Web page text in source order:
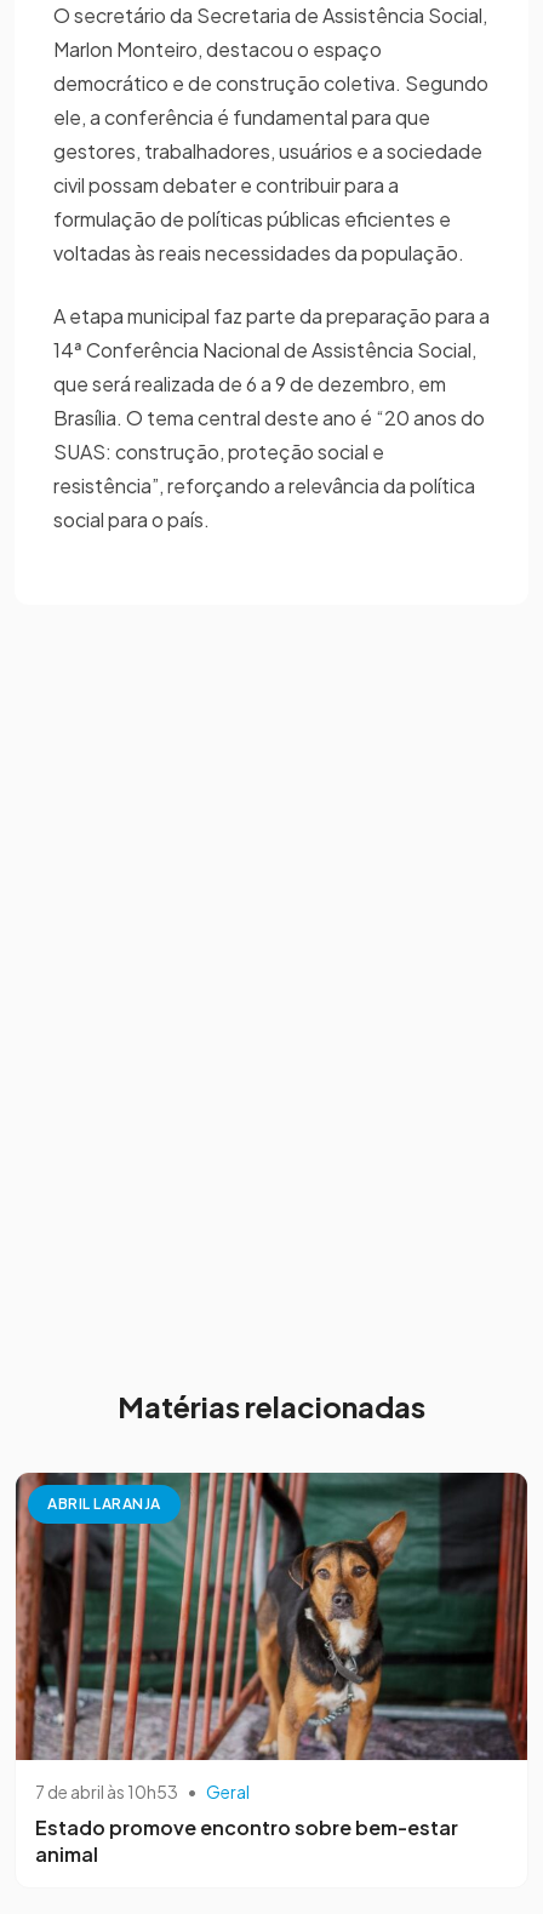
O secretário da Secretaria de Assistência Social,
Marlon Monteiro, destacou o espaço
democrático e de construção coletiva. Segundo
ele, a conferência é fundamental para que
gestores, trabalhadores, usuários e a sociedade
civil possam debater e contribuir para a
formulação de políticas públicas eficientes e
voltadas às reais necessidades da população.
A etapa municipal faz parte da preparação para a
14ª Conferência Nacional de Assistência Social,
que será realizada de 6 a 9 de dezembro, em
Brasília. O tema central deste ano é “20 anos do
SUAS: construção, proteção social e
resistência”, reforçando a relevância da política
social para o país.
Matérias relacionadas
ABRIL LARANJA
7 de abril às 10h53 • Geral
Estado promove encontro sobre bem-estar
animal